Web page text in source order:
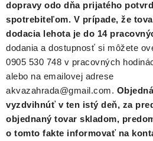
dopravy odo dňa prijatého
spotrebiteľom. V prípade, že
dodacia lehota je do 14
dodania a dostupnosť si môžete
0905 530 748 v pracovných
alebo na e­mailovej adrese
akvazahrada@gmail.com.
vyzdvihnúť v ten istý deň, za
objednaný tovar skladom,
o tomto fakte informovať na